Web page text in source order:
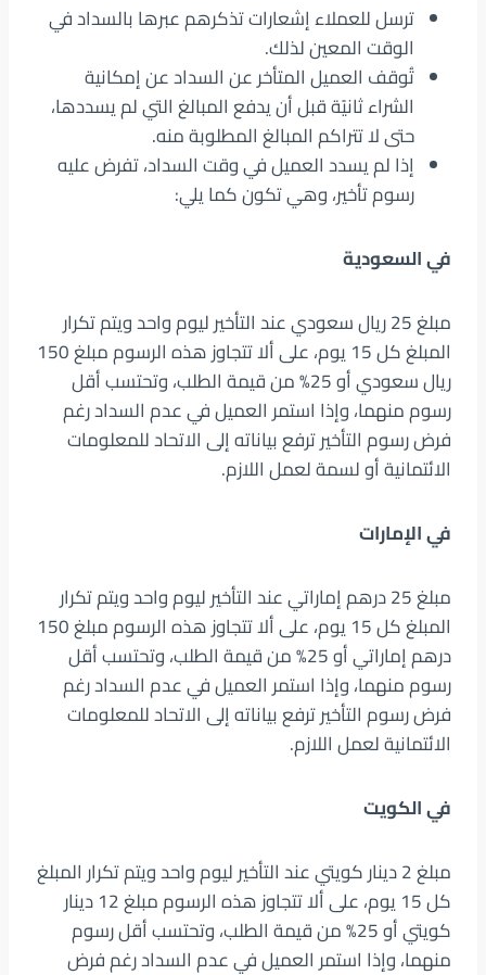
ترسل للعملاء إشعارات تذكرهم عبرها بالسداد في
الوقت المعين لذلك.
تُوقف العميل المتأخر عن السداد عن إمكانية
الشراء ثانيًة قبل أن يدفع المبالغ التي لم يسددها،
حتى لا تتراكم المبالغ المطلوبة منه.
إذا لم يسدد العميل في وقت السداد، تفرض عليه
رسوم تأخير، وهي تكون كما يلي:
في السعودية
مبلغ 25 ريال سعودي عند التأخير ليوم واحد ويتم تكرار
المبلغ كل 15 يوم، على ألا تتجاوز هذه الرسوم مبلغ 150
ريال سعودي أو 25% من قيمة الطلب، وتحتسب أقل
رسوم منهما، وإذا استمر العميل في عدم السداد رغم
فرض رسوم التأخير ترفع بياناته إلى الاتحاد للمعلومات
الائتمانية أو لسمة لعمل اللازم.
في الإمارات
مبلغ 25 درهم إماراتي عند التأخير ليوم واحد ويتم تكرار
المبلغ كل 15 يوم، على ألا تتجاوز هذه الرسوم مبلغ 150
درهم إماراتي أو 25% من قيمة الطلب، وتحتسب أقل
رسوم منهما، وإذا استمر العميل في عدم السداد رغم
فرض رسوم التأخير ترفع بياناته إلى الاتحاد للمعلومات
الائتمانية لعمل اللازم.
في الكويت
مبلغ 2 دينار كويتي عند التأخير ليوم واحد ويتم تكرار المبلغ
كل 15 يوم، على ألا تتجاوز هذه الرسوم مبلغ 12 دينار
كويتي أو 25% من قيمة الطلب، وتحتسب أقل رسوم
منهما، وإذا استمر العميل في عدم السداد رغم فرض